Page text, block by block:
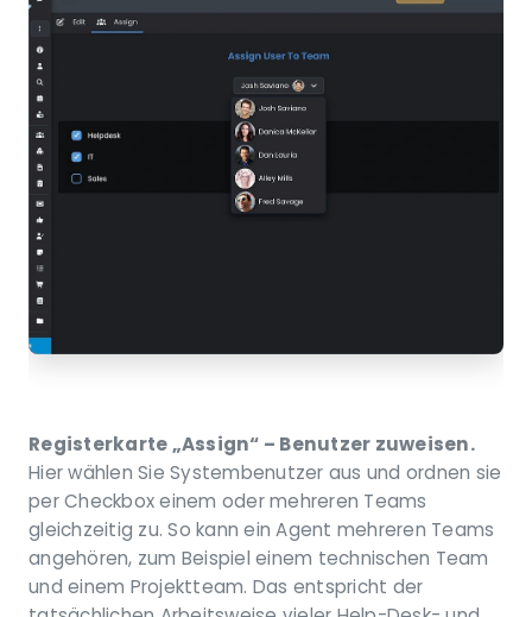
Registerkarte „Assign“ – Benutzer zuweisen.
Hier wählen Sie Systembenutzer aus und ordnen sie
per Checkbox einem oder mehreren Teams
gleichzeitig zu. So kann ein Agent mehreren Teams
angehören, zum Beispiel einem technischen Team
und einem Projektteam. Das entspricht der